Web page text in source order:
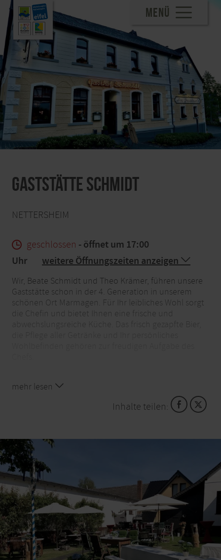
MENÜ
Gaststätte Schmidt
NETTERSHEIM
geschlossen - öffnet um 17:00
Uhr
weitere Öffnungszeiten anzeigen
Wir, Beate Schmidt und Theo Krämer, führen unsere
Gaststätte schon in der 4. Generation in unserem
schönen Ort Marmagen. Für Ihr leibliches Wohl sorgt
die Chefin und bietet Ihnen eine frische und
Wir laden Sie ein, seien Sie unser Gast.
mehr lesen
Inhalte teilen: